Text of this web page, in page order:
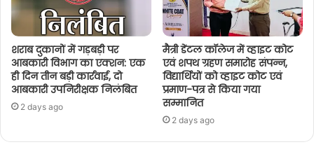
शराब दुकानों में गड़बड़ी पर
आबकारी विभाग का एक्शन: एक
ही दिन तीन बड़ी कार्रवाई, दो
आबकारी उपनिरीक्षक निलंबित
2 days ago
मैत्री डेंटल कॉलेज में व्हाइट कोट
एवं शपथ ग्रहण समारोह संपन्न,
विद्यार्थियों को व्हाइट कोट एवं
प्रमाण-पत्र से किया गया
सम्मानित
2 days ago